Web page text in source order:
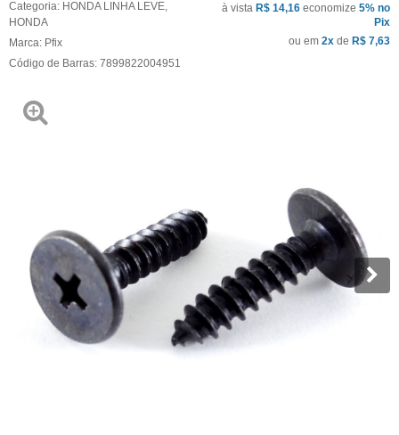
Categoria: HONDA LINHA LEVE
HONDA
Marca: Pfix
Código de Barras: 7899822004951
à vista R$ 14,16 economize 5% no
Pix
ou em 2x de R$ 7,63